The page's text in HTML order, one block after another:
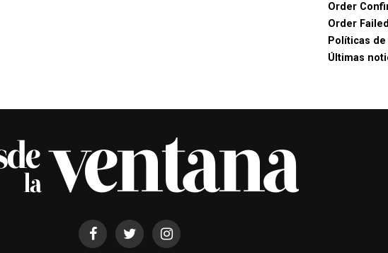
Order
Order Failed
Políticas
Últimas